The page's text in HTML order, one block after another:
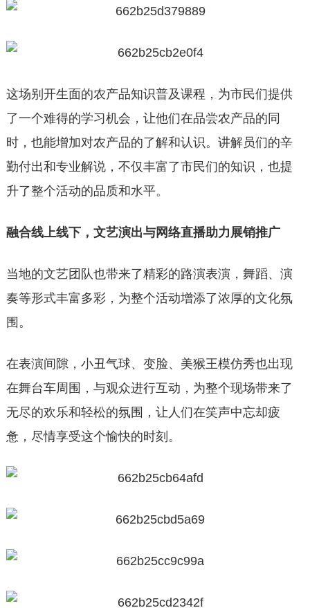
这场别开生面的农产品知识普及课程，为市民们提供
了一个难得的学习机会，让他们在品尝农产品的同
时，也能增加对农产品的了解和认识。讲解员们的辛
勤付出和专业解说，不仅丰富了市民们的知识，也提
升了整个活动的品质和水平。
融合线上线下，文艺演出与网络直播助力展销推广
当地的文艺团队也带来了精彩的路演表演，舞蹈、演
奏等形式丰富多彩，为整个活动增添了浓厚的文化氛
围。
在表演间隙，小丑气球、变脸、美猴王模仿秀也出现
在舞台车周围，与观众进行互动，为整个现场带来了
无尽的欢乐和轻松的氛围，让人们在笑声中忘却疲
惫，尽情享受这个愉快的时刻。